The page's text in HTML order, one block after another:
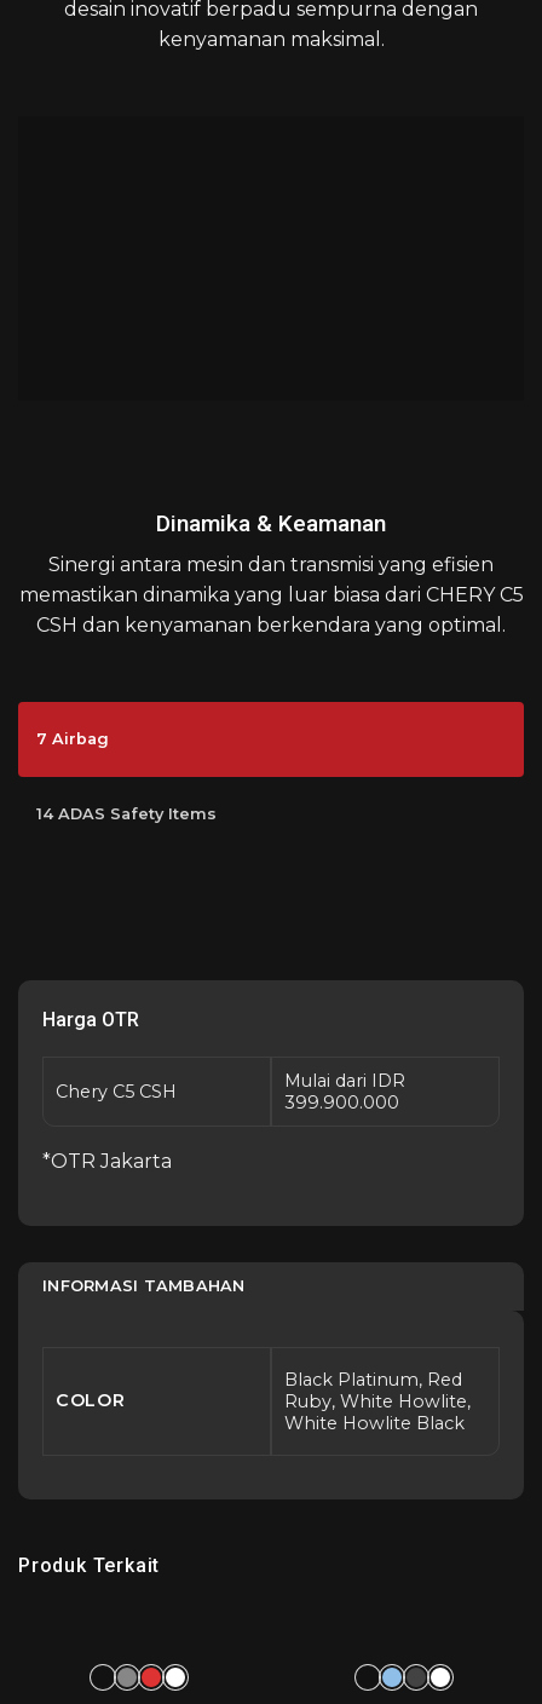
desain inovatif berpadu sempurna dengan
kenyamanan maksimal.
Dinamika & Keamanan
Sinergi antara mesin dan transmisi yang efisien
memastikan dinamika yang luar biasa dari CHERY C5
CSH dan kenyamanan berkendara yang optimal.
7 Airbag
14 ADAS Safety Items
Harga OTR
Chery C5 CSH
Mulai dari IDR
399.900.000
*OTR Jakarta
INFORMASI TAMBAHAN
COLOR
Black Platinum, Red
Ruby, White Howlite,
White Howlite Black
Produk Terkait